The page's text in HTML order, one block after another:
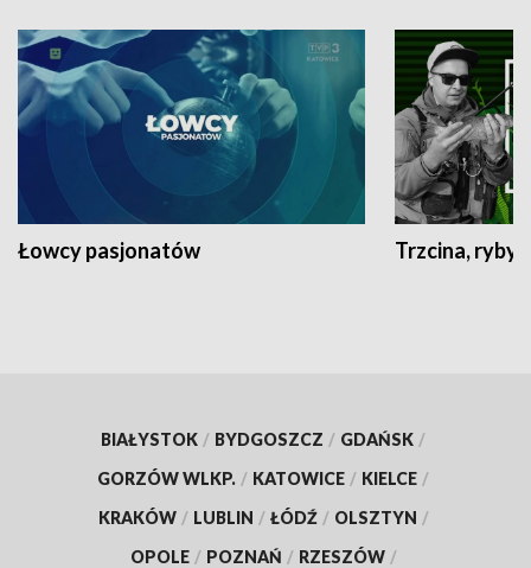
Łowcy pasjonatów Trzcina, ryby
BIAŁYSTOK / BYDGOSZCZ / GDAŃSK /
GORZÓW WLKP. / KATOWICE / KIELCE /
KRAKÓW / LUBLIN / ŁÓDŹ / OLSZTYN /
OPOLE / POZNAŃ / RZESZÓW /